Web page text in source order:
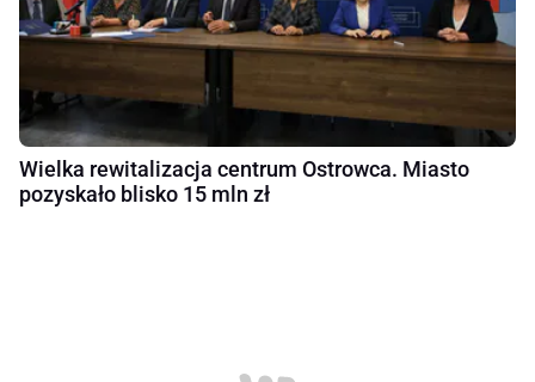
Wielka rewitalizacja centrum Ostrowca. Miasto
pozyskało blisko 15 mln zł